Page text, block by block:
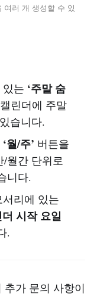
여러 개 생성할 수 있
는 ‘주말 숨
린더에 주말
습니다.
‘월/주’ 버튼을
/월간 단위로
니다.
리에 있는
시작 요일
.
가 문의 사항이